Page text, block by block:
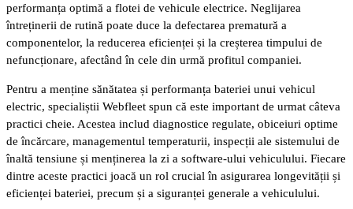
performanța optimă a flotei de vehicule electrice. Neglijarea
întreținerii de rutină poate duce la defectarea prematură a
componentelor, la reducerea eficienței și la creșterea timpului de
nefuncționare, afectând în cele din urmă profitul companiei.
Pentru a menține sănătatea și performanța bateriei unui vehicul
electric, specialiștii Webfleet spun că este important de urmat câteva
practici cheie. Acestea includ diagnostice regulate, obiceiuri optime
de încărcare, managementul temperaturii, inspecții ale sistemului de
înaltă tensiune și menținerea la zi a software-ului vehiculului. Fiecare
dintre aceste practici joacă un rol crucial în asigurarea longevității și
eficienței bateriei, precum și a siguranței generale a vehiculului.